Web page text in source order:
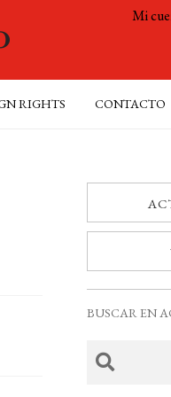
Mi
RIGHTS CONTACTO
BUSCAR EN